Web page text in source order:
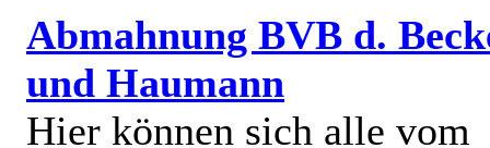
Abmahnung BVB d.
und Haumann
Hier können sich alle vom